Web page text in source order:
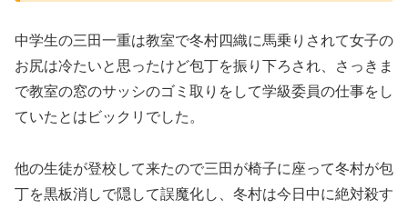
中学生の三田一重は教室で冬村四織に馬乗りされて女子の
お尻は冷たいと思ったけど包丁を振り下ろされ、さっきま
で教室の窓のサッシのゴミ取りをして学級委員の仕事をし
ていたとはビックリでした。
他の生徒が登校して来たので三田が椅子に座って冬村が包
丁を黒板消しで隠して誤魔化し、冬村は今日中に絶対殺す